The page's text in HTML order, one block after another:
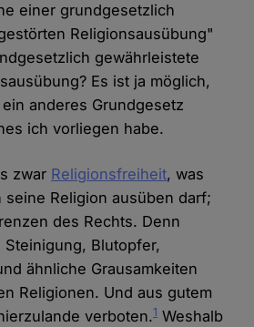
einer grundgesetzlich
Religionsausübung"
gewährleistete
Es ist ja möglich,
anderes Grundgesetz
ich vorliegen habe.
zwar Religionsfreiheit, was
seine Religion ausüben darf;
des Rechts. Denn
Blutopfer,
ähnliche Grausamkeiten
Religionen. Und aus gutem
verboten.1 Weshalb